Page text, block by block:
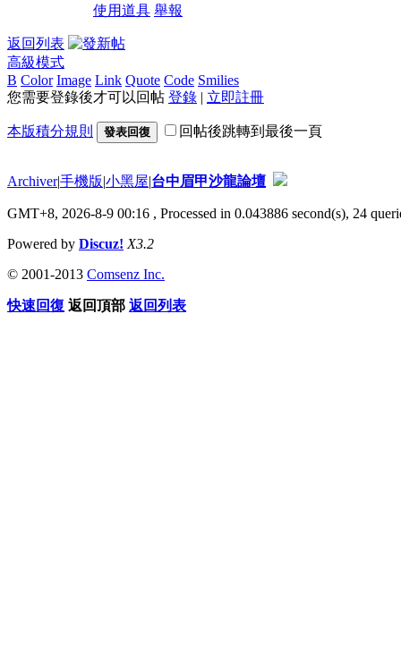
使用道具 舉報
返回列表
高級模式
B Color Image Link Quote Code Smilies
您需要登錄後才可以回帖 登錄 | 立即註冊
本版積分規則 發表回復 回帖後跳轉到最後一頁
Archiver|手機版|小黑屋|台中眉甲沙龍論壇
GMT+8, 2026-8-9 00:16 , Processed in 0.043886 second(s), 24
Powered by Discuz! X3.2
© 2001-2013 Comsenz Inc.
快速回復 返回頂部 返回列表